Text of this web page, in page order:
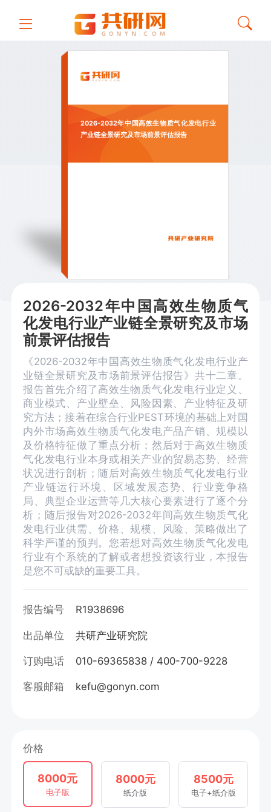
2026-2032年中国高效生物质气化发电行业
产业链全景研究及市场前景评估报告
2026-2032年中国高效生物质气
化发电行业产业链全景研究及市场
前景评估报告
《2026-2032年中国高效生物质气化发电行业产
业链全景研究及市场前景评估报告》共十二章。
报告首先介绍了高效生物质气化发电行业定义、
商业模式、产业壁垒、风险因素、产业特征及研
究方法；接着在综合行业PEST环境的基础上对国
内外市场高效生物质气化发电产品产销、规模以
及价格特征做了重点分析；然后对于高效生物质
气化发电行业本身或相关产业的贸易态势、经营
状况进行剖析；随后对高效生物质气化发电行业
产业链运行环境、区域发展态势、行业竞争格
局、典型企业运营等几大核心要素进行了逐个分
析；随后报告对2026-2032年间高效生物质气化
发电行业供需、价格、规模、风险、策略做出了
科学严谨的预判。您若想对高效生物质气化发电
行业有个系统的了解或者想投资该行业，本报告
是您不可或缺的重要工具。
报告编号 R1938696
出品单位 共研产业研究院
订购电话 010-69365838 / 400-700-9228
客服邮箱 kefu@gonyn.com
价格
8000元
电子版
8000元
纸介版
8500元
电子+纸介版